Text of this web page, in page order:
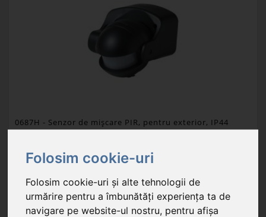
Folosim cookie-uri
Folosim cookie-uri și alte tehnologii de
urmărire pentru a îmbunătăți experiența ta de
navigare pe website-ul nostru, pentru afișa
0687H - Senzor de mişcare PIR, pentru exterior, IP44
În stoc
culoare: negru; montabil pe perete: da; portabil: nu